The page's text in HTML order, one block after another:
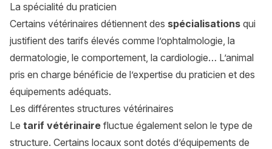
La spécialité du praticien
Certains vétérinaires détiennent des spécialisations qui
justifient des tarifs élevés comme l’ophtalmologie, la
dermatologie, le comportement, la cardiologie… L’animal
pris en charge bénéficie de l’expertise du praticien et des
équipements adéquats.
Les différentes structures vétérinaires
Le tarif vétérinaire fluctue également selon le type de
structure. Certains locaux sont dotés d’équipements de